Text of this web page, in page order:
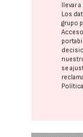
llevar
Los
grupo
se